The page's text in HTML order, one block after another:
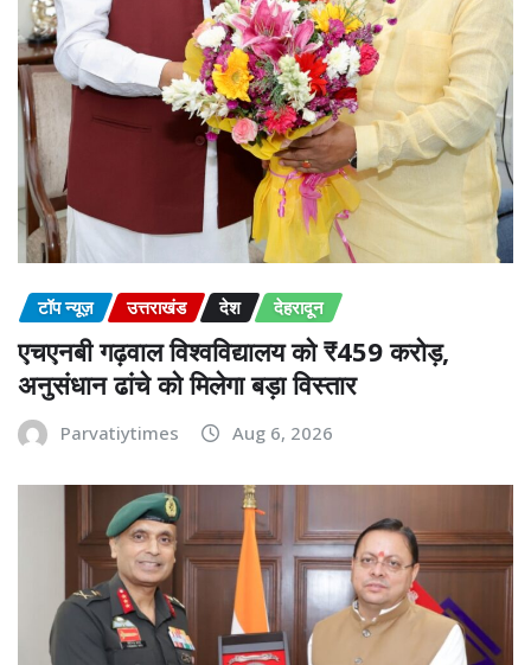
टॉप न्यूज़ उत्तराखंड देश देहरादून
एचएनबी गढ़वाल विश्वविद्यालय को ₹459 करोड़,
अनुसंधान ढांचे को मिलेगा बड़ा विस्तार
Parvatiytimes Aug 6, 2026